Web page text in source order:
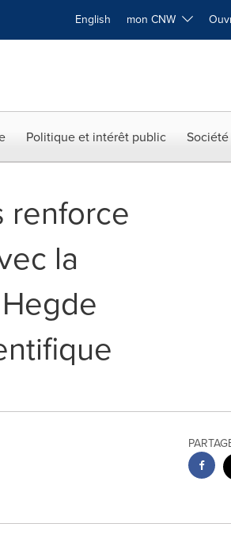
English mon CNW
Politique et intérêt public Société
renforce
la